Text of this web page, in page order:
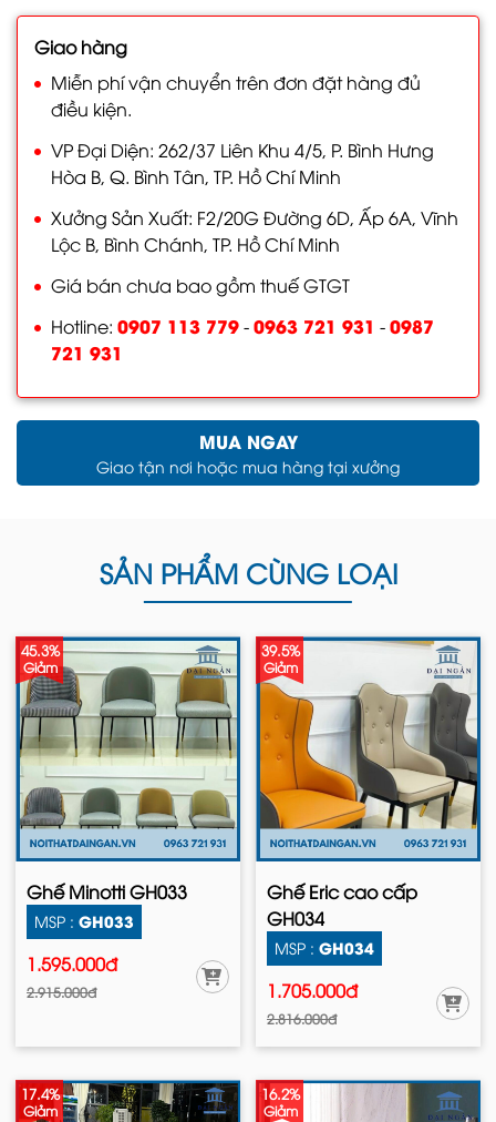
Giao hàng
Miễn phí vận chuyển trên đơn đặt hàng đủ
điều kiện.
VP Đại Diện: 262/37 Liên Khu 4/5, P. Bình Hưng
Hòa B, Q. Bình Tân, TP. Hồ Chí Minh
Xưởng Sản Xuất: F2/20G Đường 6D, Ấp 6A, Vĩnh
Lộc B, Bình Chánh, TP. Hồ Chí Minh
Giá bán chưa bao gồm thuế GTGT
Hotline: 0907 113 779-0963 721 931 -0987
721 931
MUA NGAY
Giao tận nơi hoặc mua hàng tại xưởng
SẢN PHẨM CÙNG LOẠI
45.3%
Giảm
Ghế Minotti GH033
MSP : GH033
1.595.000đ
2.915.000đ
39.5%
Giảm
Ghế Eric cao cấp
GH034
MSP : GH034
1.705.000đ
2.816.000đ
17.4%
Giảm
16.2%
Giảm